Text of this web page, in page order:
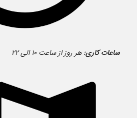
ساعات کاری: هر روز از ساعت ۱۰ الی ۲۲